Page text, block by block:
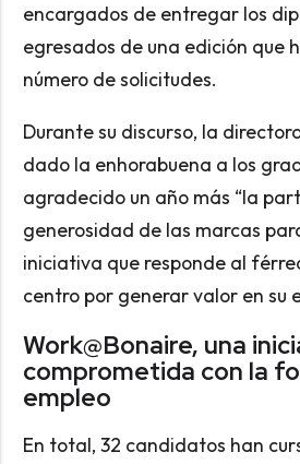
encargados de entregar los
egresados de una edición que
número de solicitudes.
Durante su discurso, la
dado la enhorabuena a los
agradecido un año más “la
generosidad de las marcas
iniciativa que responde al
centro por generar valor en su
Work@Bonaire, una
comprometida con la
empleo
En total, 32 candidatos han